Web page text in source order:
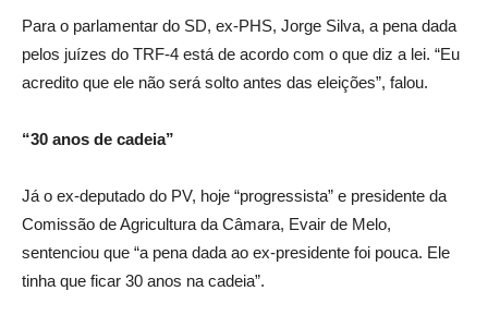
Para o parlamentar do SD, ex-PHS, Jorge Silva, a pena dada
pelos juízes do TRF-4 está de acordo com o que diz a lei. “Eu
acredito que ele não será solto antes das eleições”, falou.
“30 anos de cadeia”
Já o ex-deputado do PV, hoje “progressista” e presidente da
Comissão de Agricultura da Câmara, Evair de Melo,
sentenciou que “a pena dada ao ex-presidente foi pouca. Ele
tinha que ficar 30 anos na cadeia”.